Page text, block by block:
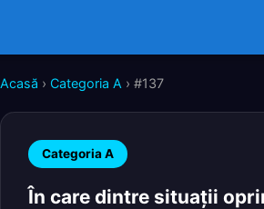
Acasă › Categoria A › #137
Categoria A
În care dintre situaţii